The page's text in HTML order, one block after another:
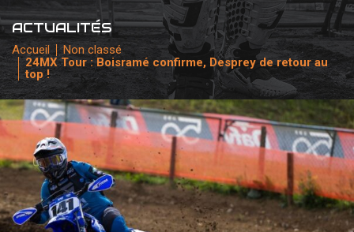
CHAMPIONNAT
PARTENAIRES
accéder à la billetterie
ACTUALITÉS
Accueil
Non classé
24MX Tour : Boisramé confirme, Desprey de retour au
top !